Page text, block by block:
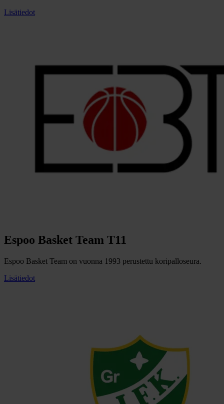
Lisätiedot
Espoo Basket Team T11
Espoo Basket Team on vuonna 1993 perustettu koripalloseura.
Lisätiedot